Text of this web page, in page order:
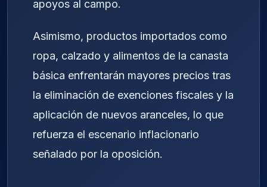
apoyos al campo.
Asimismo, productos importados como
ropa, calzado y alimentos de la canasta
básica enfrentarán mayores precios tras
la eliminación de exenciones fiscales y la
aplicación de nuevos aranceles, lo que
refuerza el escenario inflacionario
señalado por la oposición.